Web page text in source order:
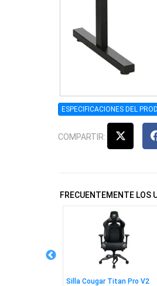
ESPECIFICACIONES DEL
COMPARTIR:
FRECUENTEMENTE LOS
Silla Cougar Titan Pro V2